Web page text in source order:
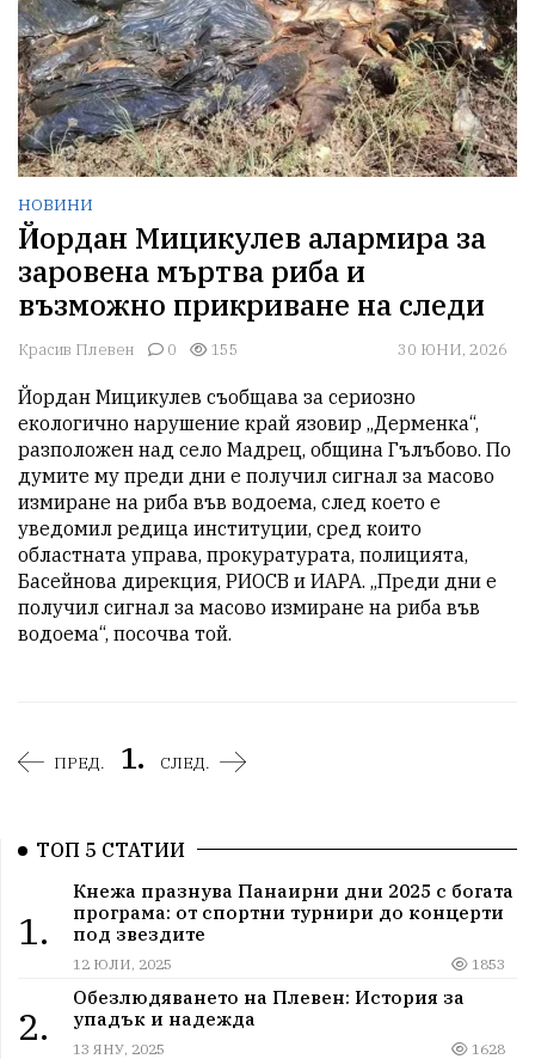
НОВИНИ
Йордан Мицикулев алармира за
заровена мъртва риба и
възможно прикриване на следи
Красив Плевен 0 155 30 ЮНИ, 2026
Йордан Мицикулев съобщава за сериозно
екологично нарушение край язовир „Дерменка“,
разположен над село Мадрец, община Гълъбово. По
думите му преди дни е получил сигнал за масово
измиране на риба във водоема, след което е
уведомил редица институции, сред които
областната управа, прокуратурата, полицията,
Басейнова дирекция, РИОСВ и ИАРА. „Преди дни е
получил сигнал за масово измиране на риба във
водоема“, посочва той.
ПРЕД. 1. СЛЕД.
ТОП 5 СТАТИИ
1.
Кнежа празнува Панаирни дни 2025 с богата
програма: от спортни турнири до концерти
под звездите
12 ЮЛИ, 2025 1853
2.
Обезлюдяването на Плевен: История за
упадък и надежда
13 ЯНУ, 2025 1628